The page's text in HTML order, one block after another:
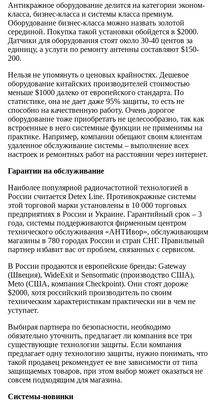
Антикражное оборудование делится на категории эконом-
класса, бизнес-класса и системы класса премиум.
Оборудование бизнес-класса можно назвать золотой
серединой. Покупка такой установки обойдется в $2000.
Датчики для оборудования стоят около 30-40 центов за
единицу, а услуги по ремонту антенны составляют $150-
200.
Нельзя не упомянуть о ценовых крайностях. Дешевое
оборудование китайских производителей стоимостью
меньше $1000 далеко от европейского стандарта. По
статистике, она не дает даже 95% защиты, то есть не
способно на качественную работу. Очень дорогое
оборудование тоже приобретать не целесообразно, так как
встроенные в него системные функции не применимы на
практике. Например, компании обещают своим клиентам
удаленное обслуживание системы – выполнение всех
настроек и ремонтных работ на расстоянии через интернет.
Гарантии на обслуживание
Наиболее популярной радиочастотной технологией в
России считается Detex Line. Противокражные системы
этой торговой марки установлены в 10 000 торговых
предприятиях в России и Украине. Гарантийный срок – 3
года, системы поддерживаются фирменным центром
технического обслуживания «АНТИвор», обслуживающим
магазины в 780 городах России и стран СНГ. Правильный
партнер избавит вас от проблем, связанных с сервисом.
В России продаются и европейские бренды: Gateway
(Швеция), WideExit и Sensormatic (производство США),
Meto (США, компания Checkpoint). Они стоят дороже
$2000, хотя российский производитель по своим
техническим характеристикам практически ни в чем не
уступает.
Выбирая партнера по безопасности, необходимо
обязательно уточнить, предлагает ли компания все три
существующие технологии защиты. Если компания
предлагает одну технологию защиты, нужно понимать, что
такой продавец рекомендует ее вне зависимости от типа
защищаемых товаров, при этом выбор может оказаться не
совсем подходящим для магазина.
Системы-новинки